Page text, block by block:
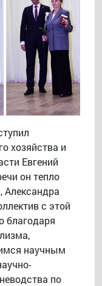
хозяйства и
Евгений
он тепло
Александра
с этой
благодаря
научным
по